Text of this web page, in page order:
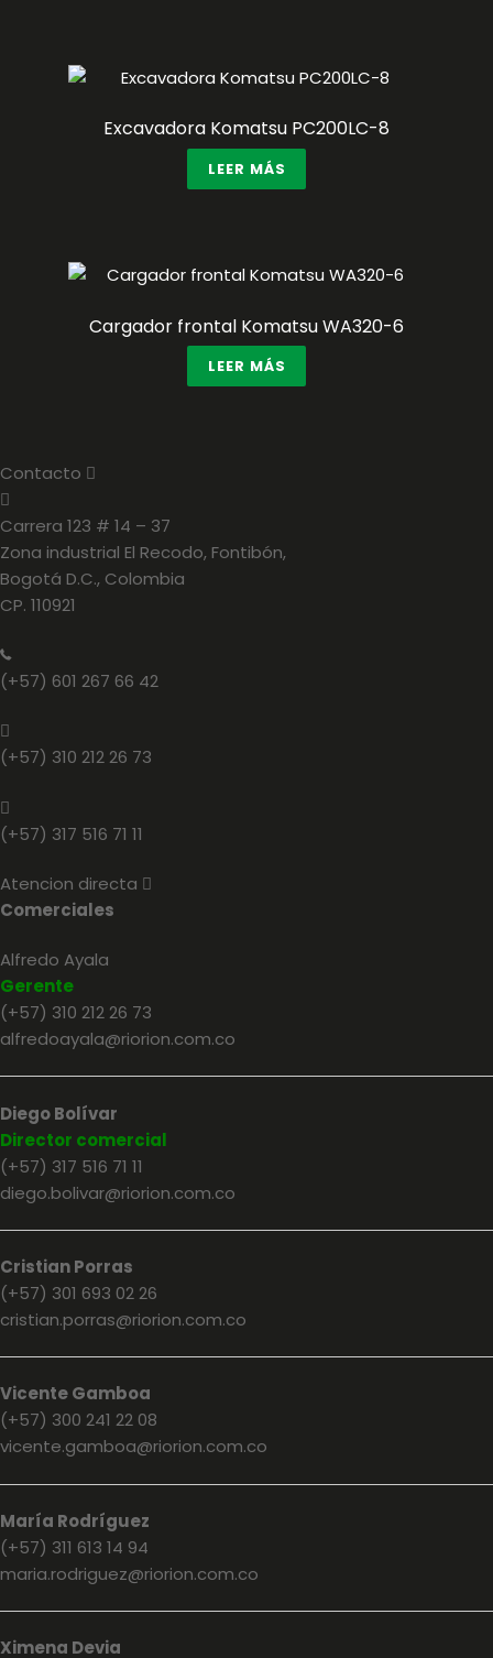
Excavadora Komatsu PC200LC-8
LEER MÁS
Cargador frontal Komatsu WA320-6
LEER MÁS
Contacto
a
d
Carrera 123 # 14 – 37
Zona industrial El Recodo, Fontibón,
Bogotá D.C., Colombia
CP. 110921
(+57) 601 267 66 42
(+57) 310 212 26 73
(+57) 317 516 71 11
Atencion directa
Comerciales
Alfredo Ayala
Gerente
(+57) 310 212 26 73
alfredoayala@riorion.com.co
Diego Bolívar
Director comercial
(+57) 317 516 71 11
diego.bolivar@riorion.com.co
Cristian Porras
(+57) 301 693 02 26
cristian.porras@riorion.com.co
Vicente Gamboa
(+57) 300 241 22 08
vicente.gamboa@riorion.com.co
María Rodríguez
(+57) 311 613 14 94
maria.rodriguez@riorion.com.co
Ximena Devia